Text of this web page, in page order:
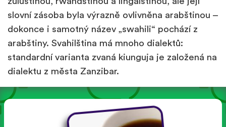
slovní zásoba byla výrazně ovlivněna arabštinou –
dokonce i samotný název „swahili“ pochází z
arabštiny. Svahilština má mnoho dialektů:
standardní varianta zvaná kiunguja je založená na
dialektu z města Zanzibar.